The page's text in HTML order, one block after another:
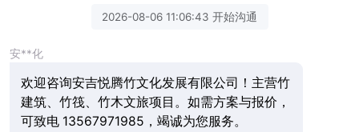
2026-08-06 11:06:43 开始沟通
安**化
欢迎咨询安吉悦腾竹文化发展有限公司！主营竹
建筑、竹筏、竹木文旅项目。如需方案与报价，
可致电 13567971985，竭诚为您服务。